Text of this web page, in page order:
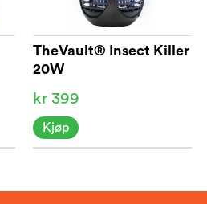
TheVault® Insect Killer
20W
kr 399
Kjøp